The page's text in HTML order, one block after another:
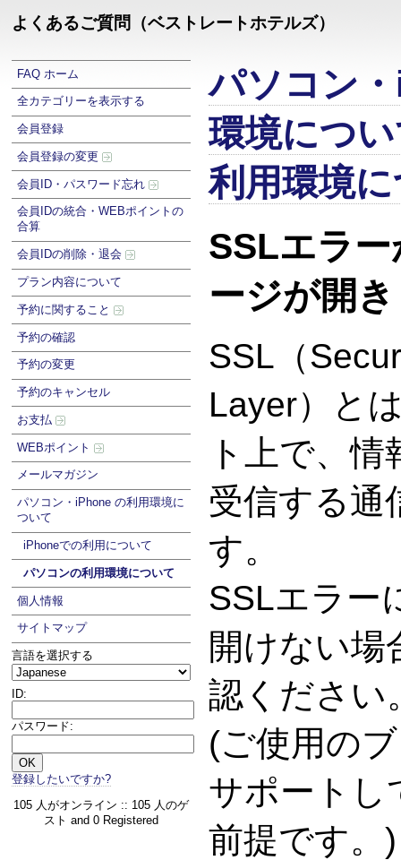
よくあるご質問（ベストレートホテルズ）
FAQ ホーム
全カテゴリーを表示する
会員登録
会員登録の変更
会員ID・パスワード忘れ
会員IDの統合・WEBポイントの
合算
会員IDの削除・退会
プラン内容について
予約に関すること
予約の確認
予約の変更
予約のキャンセル
お支払
WEBポイント
メールマガジン
パソコン・iPhone の利用環境に
ついて
iPhoneでの利用について
パソコンの利用環境について
個人情報
サイトマップ
言語を選択する
ID:
パスワード:
登録したいですか?
105 人がオンライン :: 105 人のゲ
スト and 0 Registered
パソコン
環境につ
利用環境
SSLエラ
ージが開
SSL（
Layer）と
ト上で、
受信する通
す。
SSLエラー
開けない場
認ください
(ご使用の
サポートし
前提です。)